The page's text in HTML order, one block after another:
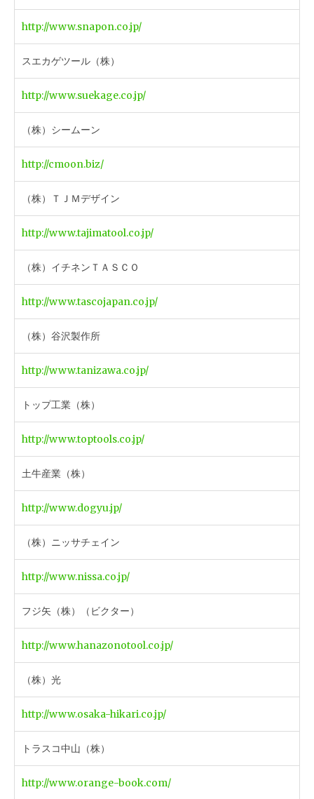
http://www.snapon.co.jp/
スエカゲツール（株）
http://www.suekage.co.jp/
（株）シームーン
http://cmoon.biz/
（株）ＴＪＭデザイン
http://www.tajimatool.co.jp/
（株）イチネンＴＡＳＣＯ
http://www.tascojapan.co.jp/
（株）谷沢製作所
http://www.tanizawa.co.jp/
トップ工業（株）
http://www.toptools.co.jp/
土牛産業（株）
http://www.dogyu.jp/
（株）ニッサチェイン
http://www.nissa.co.jp/
フジ矢（株）（ビクター）
http://www.hanazonotool.co.jp/
（株）光
http://www.osaka-hikari.co.jp/
トラスコ中山（株）
http://www.orange-book.com/